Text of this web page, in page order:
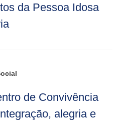
da Pessoa Idosa
de Convivência
alegria e